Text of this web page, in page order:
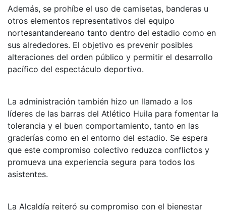
Además, se prohíbe el uso de camisetas, banderas u
otros elementos representativos del equipo
nortesantandereano tanto dentro del estadio como en
sus alrededores. El objetivo es prevenir posibles
alteraciones del orden público y permitir el desarrollo
pacífico del espectáculo deportivo.
La administración también hizo un llamado a los
líderes de las barras del Atlético Huila para fomentar la
tolerancia y el buen comportamiento, tanto en las
graderías como en el entorno del estadio. Se espera
que este compromiso colectivo reduzca conflictos y
promueva una experiencia segura para todos los
asistentes.
La Alcaldía reiteró su compromiso con el bienestar